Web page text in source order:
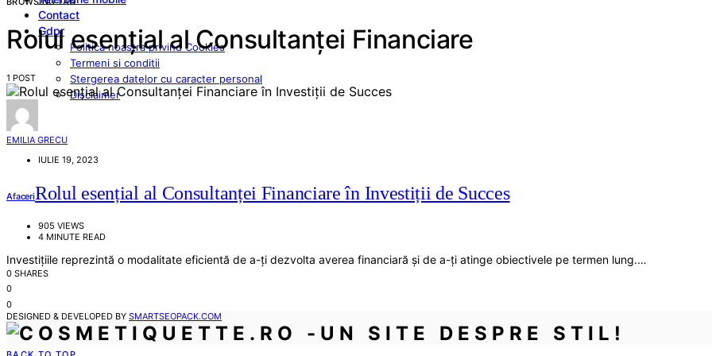
Contact
Gdpr
Politica noastra privind Cookies
Termeni si conditii
Stergerea datelor cu caracter personal
Disclaimer
Rolul esențial al Consultanței Financiare
1 POST
EMILIA GRECU
IULIE 19, 2023
AfaceriRolul esențial al Consultanței Financiare în Investiții de Succes
905 VIEWS
4 MINUTE READ
Investițiile reprezintă o modalitate eficientă de a-ți dezvolta averea financiară și de a-ți atinge obiectivele pe termen lung.…
0 SHARES
0
0
DESIGNED & DEVELOPED BY SMARTSEOPACK.COM